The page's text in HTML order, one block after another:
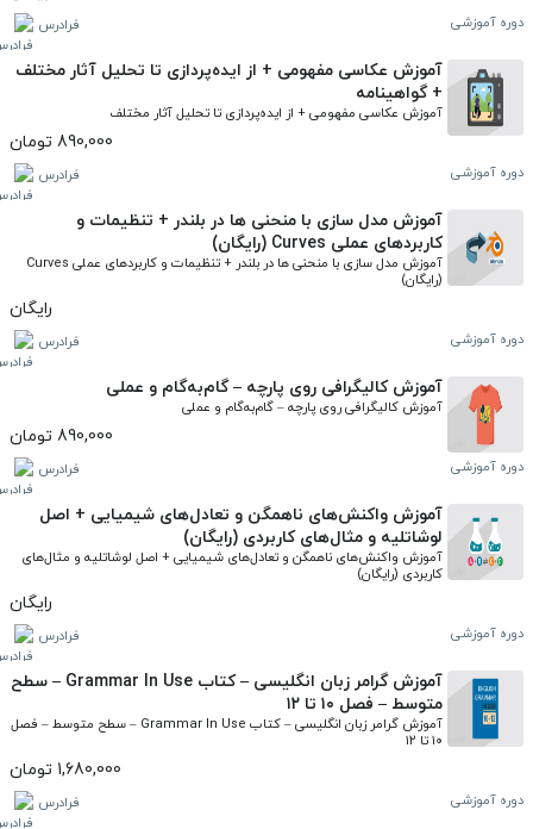
دوره آموزشی فرادرس
آموزش عکاسی مفهومی + از ایده‌پردازی تا تحلیل آثار مختلف
+ گواهینامه
آموزش عکاسی مفهومی + از ایده‌پردازی تا تحلیل آثار مختلف
890,000 تومان
دوره آموزشی فرادرس
آموزش مدل‌ سازی با منحنی‌ ها در بلندر + تنظیمات و
کاربردهای عملی Curves (رایگان)
(رایگان)
رایگان
دوره آموزشی فرادرس
آموزش کالیگرافی روی پارچه – گام‌به‌گام و عملی
آموزش کالیگرافی روی پارچه – گام‌به‌گام و عملی
890,000 تومان
دوره آموزشی فرادرس
آموزش واکنش‌های ناهمگن و تعادل‌های شیمیایی + اصل
لوشاتلیه و مثال‌های کاربردی (رایگان)
کاربردی (رایگان)
رایگان
دوره آموزشی فرادرس
آموزش گرامر زبان انگلیسی – کتاب Grammar In Use – سطح
متوسط – فصل ۱۰ تا ۱۲
۱۰ تا ۱۲
1,680,000 تومان
دوره آموزشی فرادرس